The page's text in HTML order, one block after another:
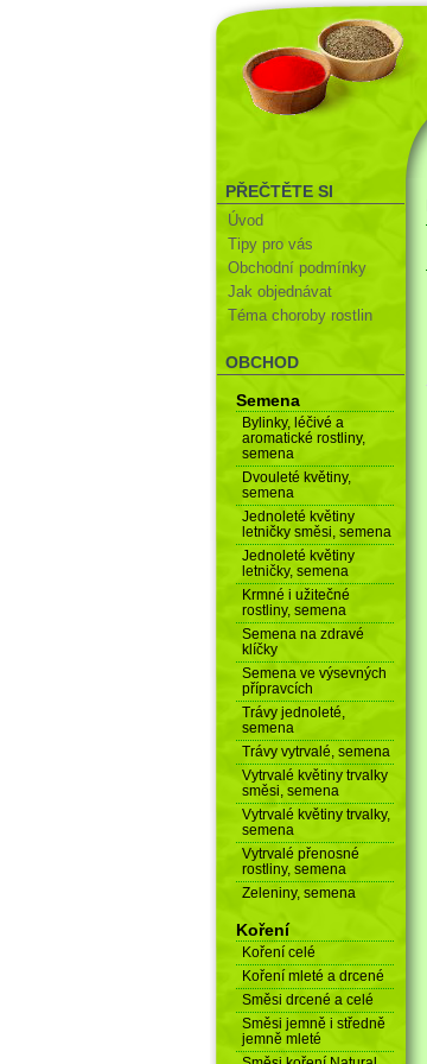
PŘEČTĚTE SI
Úvod
Tipy pro vás
Obchodní podmínky
Jak objednávat
Téma choroby rostlin
OBCHOD
Semena
Bylinky, léčivé a
aromatické rostliny,
semena
Dvouleté květiny,
semena
Jednoleté květiny
letničky směsi, semena
Jednoleté květiny
letničky, semena
Krmné i užitečné
rostliny, semena
Semena na zdravé
klíčky
Semena ve výsevných
přípravcích
Trávy jednoleté,
semena
Trávy vytrvalé, semena
Vytrvalé květiny trvalky
směsi, semena
Vytrvalé květiny trvalky,
semena
Vytrvalé přenosné
rostliny, semena
Zeleniny, semena
Koření
Koření celé
Koření mleté a drcené
Směsi drcené a celé
Směsi jemně i středně
jemně mleté